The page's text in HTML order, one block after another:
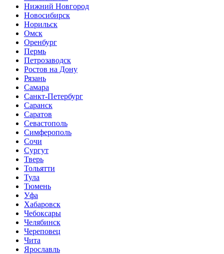
Нижний Новгород
Новосибирск
Норильск
Омск
Оренбург
Пермь
Петрозаводск
Ростов на Дону
Рязань
Самара
Санкт-Петербург
Саранск
Саратов
Севастополь
Симферополь
Сочи
Сургут
Тверь
Тольятти
Тула
Тюмень
Уфа
Хабаровск
Чебоксары
Челябинск
Череповец
Чита
Ярославль